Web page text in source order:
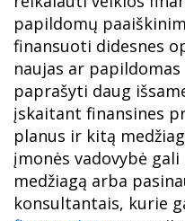
papildomų
finansuoti didesnes
naujas ar
paprašyti daug
įskaitant finansines
planus ir kitą
įmonės vadovybė
medžiagą arba
konsultantais, kurie